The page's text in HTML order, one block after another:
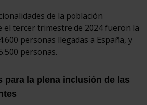
de la población
el tercer trimestre de 2024 fueron la
personas llegadas a España, y
personas.
para la plena inclusión de las